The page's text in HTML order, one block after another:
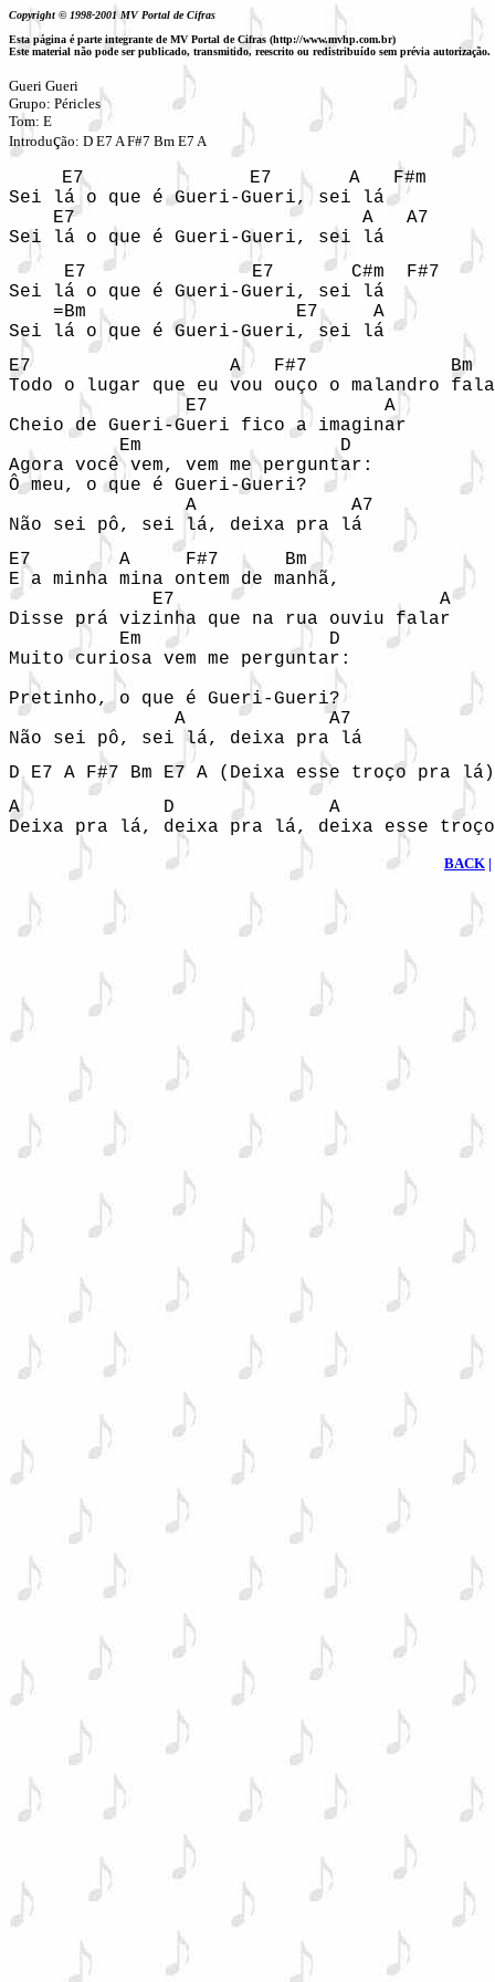
Copyright © 1998-2001 MV Portal de Cifras
Esta página é parte integrante de MV Portal de Cifras (http://www.mvhp.com.br)
Este material não pode ser publicado, transmitido, reescrito ou redistribuído sem prévia autorização.
Gueri Gueri
Grupo: Péricles
Tom: E
Introdução: D E7 A F#7 Bm E7 A
    E7               E7       A   F#m
Sei lá o que é Gueri-Gueri, sei lá
    E7                          A   A7
Sei lá o que é Gueri-Gueri, sei lá
     E7               E7       C#m  F#7
Sei lá o que é Gueri-Gueri, sei lá
    =Bm                   E7     A
Sei lá o que é Gueri-Gueri, sei lá
E7                  A   F#7             Bm
Todo o lugar que eu vou ouço o malandro
                E7                A
Cheio de Gueri-Gueri fico a imaginar
          Em                  D
Agora você vem, vem me perguntar:
Ô meu, o que é Gueri-Gueri?
                A              A7
Não sei pô, sei lá, deixa pra lá
E7        A     F#7      Bm
E a minha mina ontem de manhã,
             E7                        A
Disse prá vizinha que na rua ouviu falar
          Em                 D
Muito curiosa vem me perguntar:
Pretinho, o que é Gueri-Gueri?
               A             A7
Não sei pô, sei lá, deixa pra lá
D E7 A F#7 Bm E7 A (Deixa esse troço pra
A             D              A
Deixa pra lá, deixa pra lá, deixa esse
BACK |